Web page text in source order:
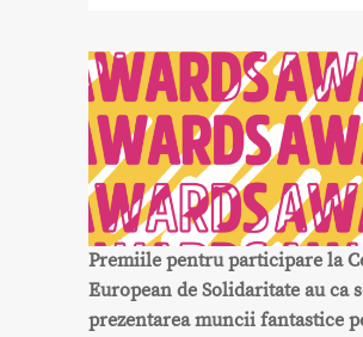
Premiile pentru participare la
European de Solidaritate au ca
prezentarea muncii fantastice